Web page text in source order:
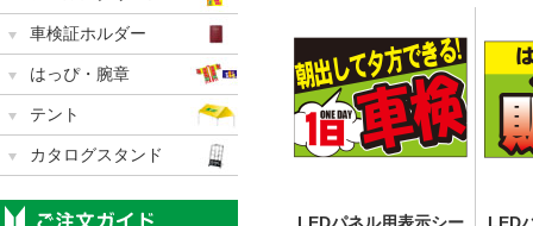
車検証ホルダー
はっぴ・腕章
テント
カタログスタンド